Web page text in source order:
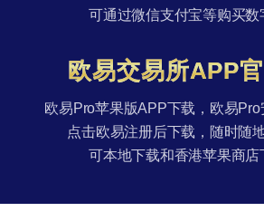
可通过微信支付宝等购买数
欧易交易所APP
欧易Pro苹果版APP下载，欧易
点击欧易注册后下载，随时随
可本地下载和香港苹果商店